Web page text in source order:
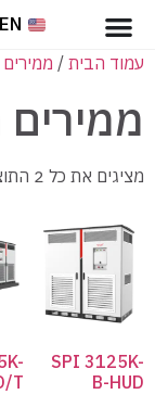
EN
עמוד הבית / ממירים
ממירים
מציגים את כל ⁦2⁩ התוצאות
SPI 3125K-
B-HUD
T